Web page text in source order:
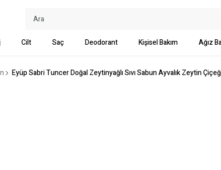
Cilt Saç Deodorant Kişisel Bakım Ağız
Eyüp Sabri Tuncer Doğal Zeytinyağlı Sıvı Sabun Ayvalık Zeytin